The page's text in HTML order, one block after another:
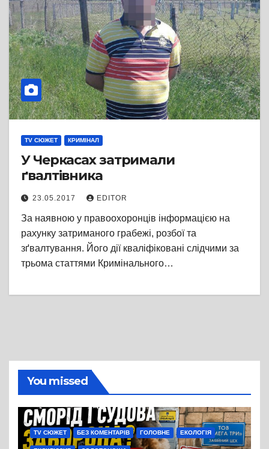
TV СЮЖЕТ КРИМІНАЛ
У Черкасах затримали
ґвалтівника
23.05.2017 EDITOR
За наявною у правоохоронців інформацією на
рахунку затриманого грабежі, розбої та
зґвалтування. Його дії кваліфіковані слідчими за
трьома статтями Кримінального…
You missed
TV СЮЖЕТ БЕЗ КОМЕНТАРІВ ГОЛОВНЕ ЕКОЛОГІЯ